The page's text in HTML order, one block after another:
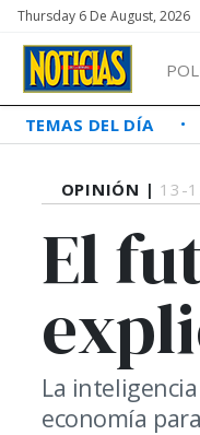
Thursday 6 De August, 2026
TEMAS DEL DÍA
OPINIÓN | 13-
El
La
economía